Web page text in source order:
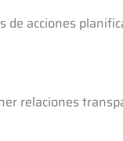
acciones
relaciones